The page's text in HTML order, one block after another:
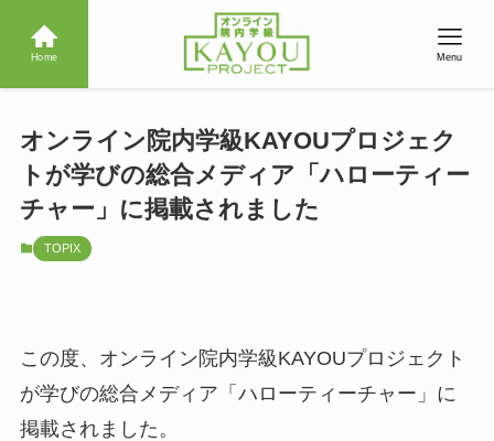
Home Menu
オンライン院内学級KAYOUプロジェク
トが学びの総合メディア「ハローティー
チャー」に掲載されました
TOPIX
この度、オンライン院内学級KAYOUプロジェクト
が学びの総合メディア「ハローティーチャー」に
掲載されました。